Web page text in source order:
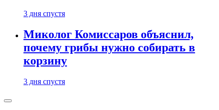
3 дня спустя
Миколог Комиссаров объяснил,
почему грибы нужно собирать в
корзину
3 дня спустя